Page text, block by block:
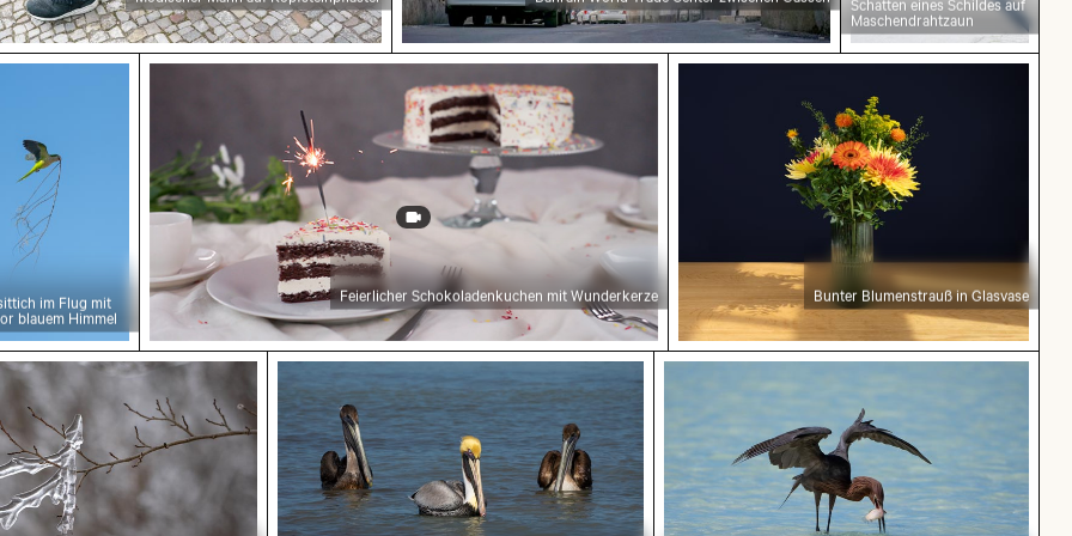
Maschendrahtzaun
im Flug mit Ästen vor blauem Himmel
im Flug mit
blauem Himmel
Feierlicher Schokoladenkuchen mit Wunderkerze
Feierlicher Schokoladenkuchen mit Wunderkerze
Bunter Blumenstrauß in Glasvase
Bunter Blumenstrauß in Glasvase
Ast mit kunstvollen EisformationenPelikane auf ruhigem Wasser Reiher fängt Fisch in den klaren